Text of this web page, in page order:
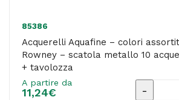
85386
Acquerelli Aquafine – colori
Rowney – scatola metallo 10
+ tavolozza
A partire da
11,24€